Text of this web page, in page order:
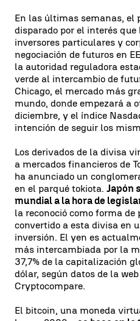
En las últimas semanas, el
disparado por el interés que
inversores particulares y
negociación de futuros en
la autoridad reguladora
verde al intercambio de
Chicago, el mercado más
mundo, donde empezará a
diciembre, y el índice
intención de seguir los
Los derivados de la divisa
a mercados financieros de
ha anunciado un
en el parqué tokiota. Japón
mundial a la hora de
la reconoció como forma de
convertido a esta divisa en
inversión. El yen es
más intercambiada por la
37,7% de la capitalización
dólar, según datos de la
Cryptocompare.
El bitcoin, una moneda